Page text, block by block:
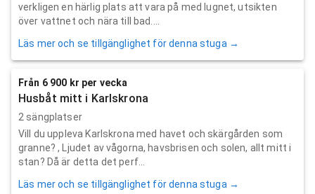
verkligen en härlig plats att vara på med lugnet, utsikten
över vattnet och nära till bad....
Läs mer och se tillgänglighet för denna stuga →
Från 6 900 kr per vecka
Husbåt mitt i Karlskrona
2 sängplatser
Vill du uppleva Karlskrona med havet och skärgården som
granne? , Ljudet av vågorna, havsbrisen och solen, allt mitt i
stan? Då är detta det perf...
Läs mer och se tillgänglighet för denna stuga →